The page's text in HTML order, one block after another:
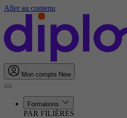
Aller au contenu
Mon compte New
Formations
PAR FILIÈRES